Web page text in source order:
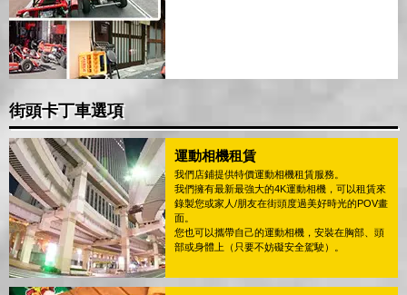
街頭卡丁車選項
運動相機租賃
我們店鋪提供特價運動相機租賃服務。
我們擁有最新最強大的4K運動相機，可以租賃來
錄製您或家人/朋友在街頭度過美好時光的POV畫
面。
您也可以攜帶自己的運動相機，安裝在胸部、頭
部或身體上（只要不妨礙安全駕駛）。